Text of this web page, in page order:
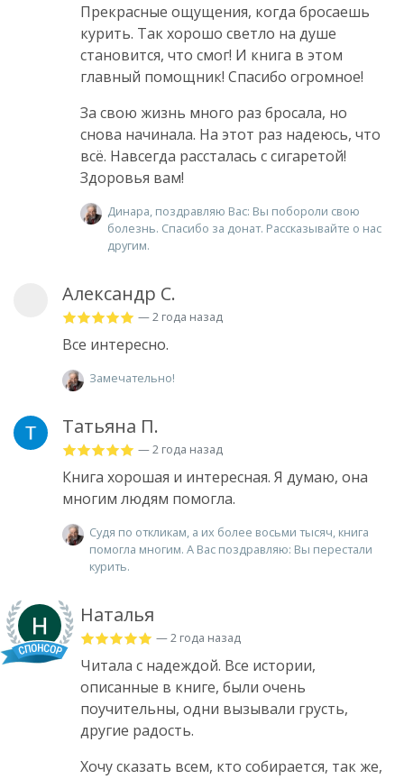
Прекрасные ощущения, когда бросаешь
курить. Так хорошо светло на душе
становится, что смог! И книга в этом
главный помощник! Спасибо огромное!
За свою жизнь много раз бросала, но
снова начинала. На этот раз надеюсь, что
всё. Навсегда рассталась с сигаретой!
Здоровья вам!
Динара, поздравляю Вас: Вы побороли свою
болезнь. Спасибо за донат. Рассказывайте о нас
другим.
Александр С.
— 2 года назад
Все интересно.
Замечательно!
Татьяна П.
— 2 года назад
Книга хорошая и интересная. Я думаю, она
многим людям помогла.
Судя по откликам, а их более восьми тысяч, книга
помогла многим. А Вас поздравляю: Вы перестали
курить.
Наталья
— 2 года назад
Читала с надеждой. Все истории,
описанные в книге, были очень
поучительны, одни вызывали грусть,
другие радость.
Хочу сказать всем, кто собирается, так же,